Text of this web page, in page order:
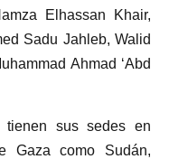
Elhassan Khair,
Sadu Jahleb, Walid
Ahmad ‘Abd
tienen sus sedes en
Gaza como Sudán,